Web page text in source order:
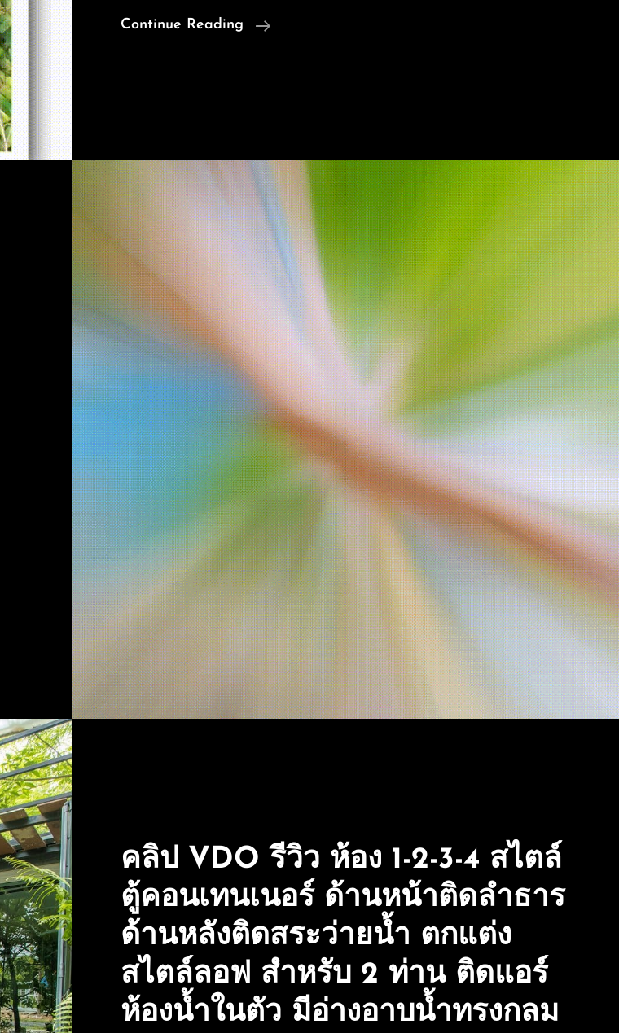
Continue Reading
รวม
โดย
รอบ
ที่พัก
โดย
นาง
แบบ
น่า
รักๆ
“น้ำ
มา
แล้ว
ที่
ชะอม
รีสอร์ท”
*มี
หลาย
คลิป*
เลือก
ชม
ได้
ค่ะ
อัฟ
เดท
ร้อน
น้ำ
ใน
คลิป VDO รีวิว ห้อง 1-2-3-4 สไตล์
ตู้คอนเทนเนอร์ ด้านหน้าติดลำธาร
ด้านหลังติดสระว่ายน้ำ ตกแต่ง
สไตล์ลอฟ สำหรับ 2 ท่าน ติดแอร์
ห้องน้ำในตัว มีอ่างอาบน้ำทรงกลม